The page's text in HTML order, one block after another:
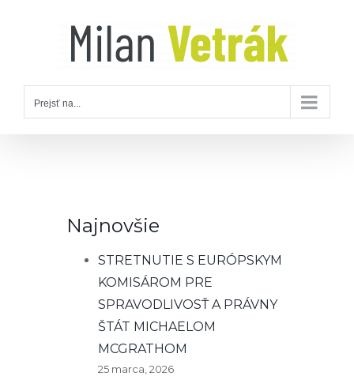
Prejsť na...
Najnovšie
STRETNUTIE S EURÓPSKYM
KOMISÁROM PRE
SPRAVODLIVOSŤ A PRÁVNY
ŠTÁT MICHAELOM
MCGRATHOM
25 marca, 2026